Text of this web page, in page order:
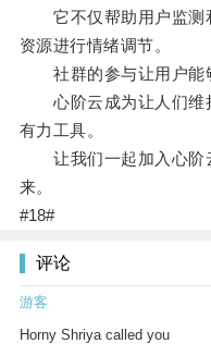
它不仅帮助用户监测
资源进行情绪调节。
社群的参与让用户能够
心阶云成为让人们维
有力工具。
让我们一起加入心阶
来。
#18#
评论
游客
Horny Shriya called you